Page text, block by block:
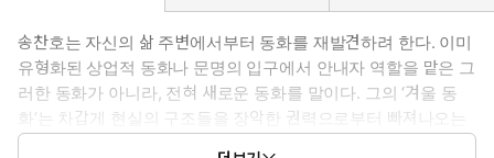
송찬호는 자신의 삶 주변에서부터 동화를 재발견하려 한다. 이미
유형화된 상업적 동화나 문명의 입구에서 안내자 역할을 맡은 그
러한 동화가 아니라, 전혀 새로운 동화를 말이다. 그의 ‘겨울 동
화’는 차갑게 현실의 구조들을 장악한 권력으로부터 빠져나오는
길을 가르쳐주고 있다. 그리고 자연의 무서운 기세를 불러오고